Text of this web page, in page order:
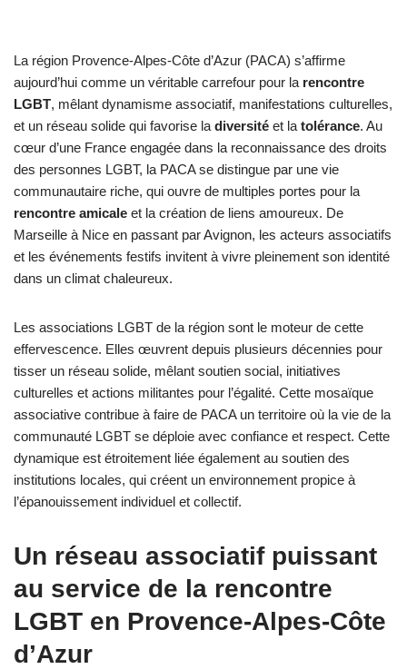
La région Provence-Alpes-Côte d’Azur (PACA) s’affirme
aujourd’hui comme un véritable carrefour pour la rencontre
LGBT, mêlant dynamisme associatif, manifestations culturelles,
et un réseau solide qui favorise la diversité et la tolérance. Au
cœur d’une France engagée dans la reconnaissance des droits
des personnes LGBT, la PACA se distingue par une vie
communautaire riche, qui ouvre de multiples portes pour la
rencontre amicale et la création de liens amoureux. De
Marseille à Nice en passant par Avignon, les acteurs associatifs
et les événements festifs invitent à vivre pleinement son identité
dans un climat chaleureux.
Les associations LGBT de la région sont le moteur de cette
effervescence. Elles œuvrent depuis plusieurs décennies pour
tisser un réseau solide, mêlant soutien social, initiatives
culturelles et actions militantes pour l’égalité. Cette mosaïque
associative contribue à faire de PACA un territoire où la vie de la
communauté LGBT se déploie avec confiance et respect. Cette
dynamique est étroitement liée également au soutien des
institutions locales, qui créent un environnement propice à
l’épanouissement individuel et collectif.
Un réseau associatif puissant
au service de la rencontre
LGBT en Provence-Alpes-Côte
d’Azur